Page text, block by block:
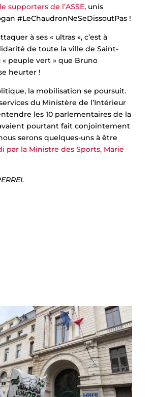
supporters de l’ASSE, unis
#LeChaudronNeSeDissoutPas !
à ses « ultras », c’est à
de toute la ville de Saint-
peuple vert » que Bruno
heurter !
la mobilisation se poursuit.
du Ministère de l’Intérieur
les 10 parlementaires de la
pourtant fait conjointement
serons quelques-uns à être
par la Ministre des Sports, Marie